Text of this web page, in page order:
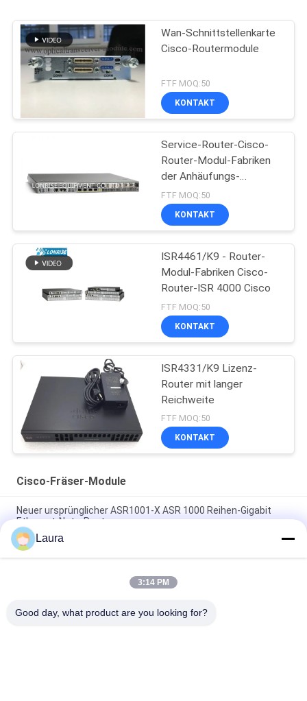
Wan-Schnittstellenkarte
Cisco-Routermodule
FTF MOQ:50
KONTAKT
Service-Router-Cisco-
Router-Modul-Fabriken
der Anhäufungs-
ASR1001
FTF MOQ:50
KONTAKT
ISR4461/K9 - Router-
Modul-Fabriken Cisco-
Router-ISR 4000 Cisco
FTF MOQ:50
KONTAKT
ISR4331/K9 Lizenz-
Router mit langer
Reichweite
FTF MOQ:50
KONTAKT
Cisco-Fräser-Module
Neuer ursprünglicher ASR1001-X ASR 1000 Reihen-Gigabit
Ethernet-Netz-Router
C9300 - Nanometer - 2Q = Katalysator 9300 2 Netz-Modul-
Reserve X 40GE
Router-Module 2GE 4G D-RAM Wifi-Strecken-Ergänzungen ISR
Laura
3:14 PM
Good day, what product are you looking for?